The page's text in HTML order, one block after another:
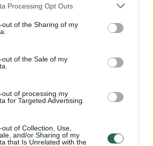
Processing Opt Outs
out of the Sharing of my
out of the Sale of my
out of processing my
for Targeted Advertising.
of Collection, Use,
and/or Sharing of my
that Is Unrelated with the
merginų rinktinė per B
rungtyniavo namie,
patyrė dvi nesėkmes.
mečių merginų rinktinė prieš
tapo B pakopos turnyro